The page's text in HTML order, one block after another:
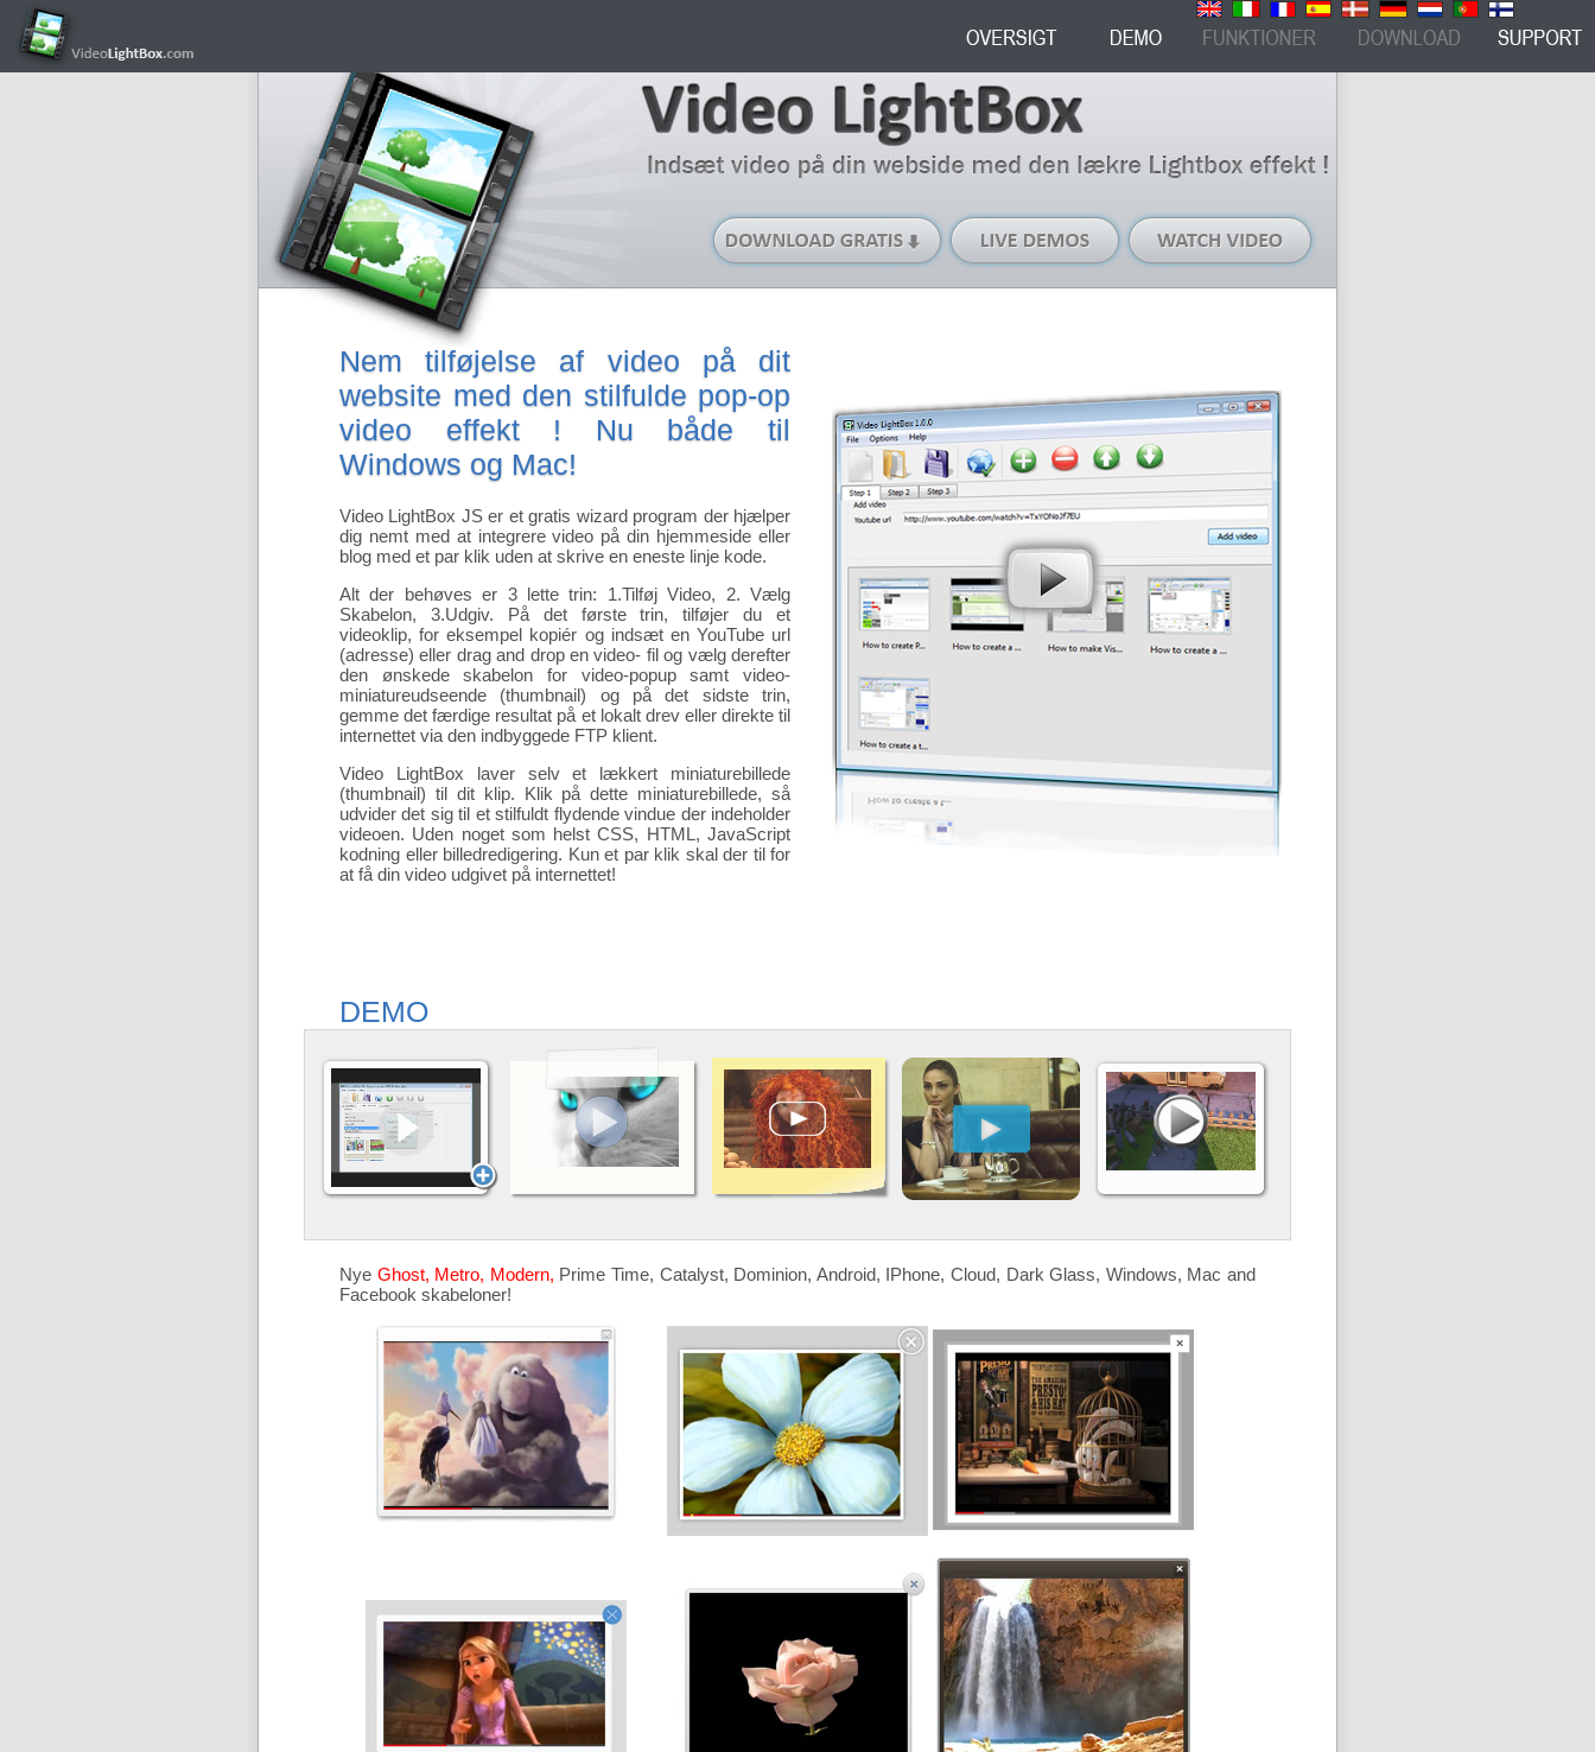
Download
gratis
(til
Windows)
Live
demos
Nem tilføjelse af video på dit
website med den stilfulde pop-op
video effekt ! Nu både til
Windows og Mac!
Video LightBox JS er et gratis wizard program der hjælper
dig nemt med at integrere video på din hjemmeside eller
blog med et par klik uden at skrive en eneste linje kode.
Alt der behøves er 3 lette trin: 1.Tilføj Video, 2. Vælg
Skabelon, 3.Udgiv. På det første trin, tilføjer du et
videoklip, for eksempel kopiér og indsæt en YouTube url
(adresse) eller drag and drop en video- fil og vælg derefter
den ønskede skabelon for video-popup samt video-
miniatureudseende (thumbnail) og på det sidste trin,
gemme det færdige resultat på et lokalt drev eller direkte til
internettet via den indbyggede FTP klient.
Video LightBox laver selv et lækkert miniaturebillede
(thumbnail) til dit klip. Klik på dette miniaturebillede, så
udvider det sig til et stilfuldt flydende vindue der indeholder
videoen. Uden noget som helst CSS, HTML, JavaScript
kodning eller billedredigering. Kun et par klik skal der til for
at få din video udgivet på internettet!
DEMO
Nye Ghost, Metro, Modern, Prime Time, Catalyst, Dominion, Android, IPhone, Cloud, Dark Glass, Windows, Mac and
Facebook skabeloner!